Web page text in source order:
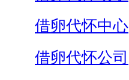
借卵代怀中心
借卵代怀公司